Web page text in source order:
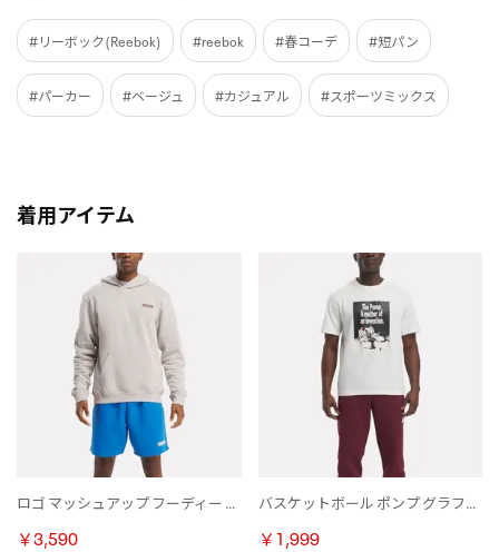
#リーボック(Reebok) #reebok #春コーデ #短パン
#パーカー #ベージュ #カジュアル #スポーツミックス
着用アイテム
ロゴ マッシュアップ フーディー / RI LOGO MASH UP HOODIE （ムーンストーン）
￥3,590
バスケットボール ポンプ グラフィック Tシャツ / BB PUMP GRAPHIC TEE （チョーク）
￥1,999